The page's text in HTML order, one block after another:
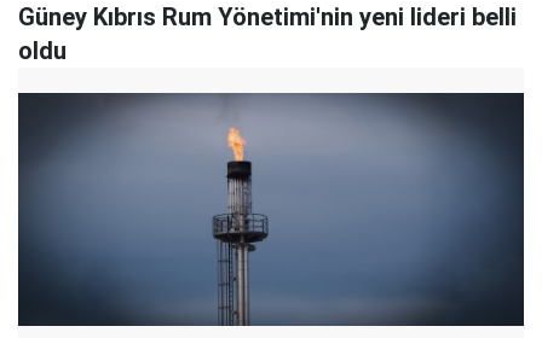
Güney Kıbrıs Rum Yönetimi'nin yeni lideri belli
oldu